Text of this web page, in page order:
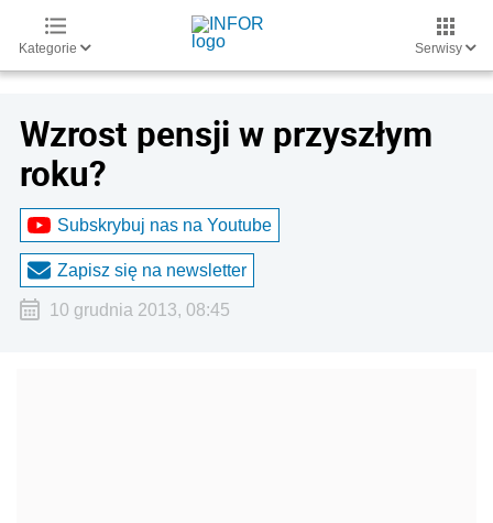
Kategorie Serwisy
Wzrost pensji w przyszłym
roku?
Subskrybuj nas na Youtube
Zapisz się na newsletter
10 grudnia 2013, 08:45